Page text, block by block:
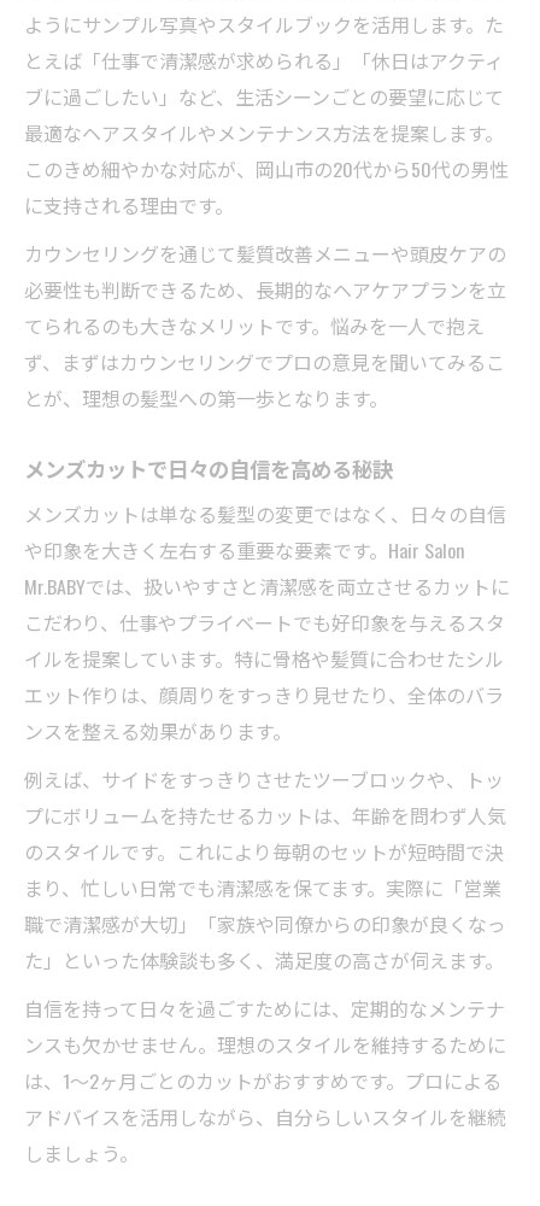
ようにサンプル写真やスタイルブックを活用します。た
とえば「仕事で清潔感が求められる」「休日はアクティ
ブに過ごしたい」など、生活シーンごとの要望に応じて
最適なヘアスタイルやメンテナンス方法を提案します。
このきめ細やかな対応が、岡山市の20代から50代の男性
に支持される理由です。
カウンセリングを通じて髪質改善メニューや頭皮ケアの
必要性も判断できるため、長期的なヘアケアプランを立
てられるのも大きなメリットです。悩みを一人で抱え
ず、まずはカウンセリングでプロの意見を聞いてみるこ
とが、理想の髪型への第一歩となります。
メンズカットで日々の自信を高める秘訣
メンズカットは単なる髪型の変更ではなく、日々の自信
や印象を大きく左右する重要な要素です。Hair Salon
Mr.BABYでは、扱いやすさと清潔感を両立させるカットに
こだわり、仕事やプライベートでも好印象を与えるスタ
イルを提案しています。特に骨格や髪質に合わせたシル
エット作りは、顔周りをすっきり見せたり、全体のバラ
ンスを整える効果があります。
例えば、サイドをすっきりさせたツーブロックや、トッ
プにボリュームを持たせるカットは、年齢を問わず人気
のスタイルです。これにより毎朝のセットが短時間で決
まり、忙しい日常でも清潔感を保てます。実際に「営業
職で清潔感が大切」「家族や同僚からの印象が良くなっ
た」といった体験談も多く、満足度の高さが伺えます。
自信を持って日々を過ごすためには、定期的なメンテナ
ンスも欠かせません。理想のスタイルを維持するために
は、1～2ヶ月ごとのカットがおすすめです。プロによる
アドバイスを活用しながら、自分らしいスタイルを継続
しましょう。